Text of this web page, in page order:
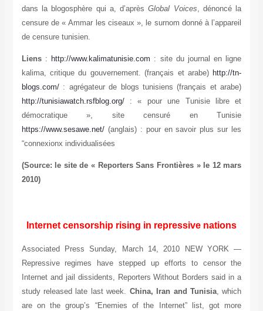
dans la blogosphère qui a, d’aprèsGlobal Voices,
censure de « Ammar les ciseaux », le surnom donné à
de censure tunisien.
Liens:http://www.kalimatunisie.com: site du journal en
kalima, critique du gouvernement. (français et arabe)
blogs.com/: agrégateur de blogs tunisiens (français et
http://tunisiawatch.rsfblog.org/: « pour une Tunisie
démocratique », site censuré en
https://www.sesawe.net/(anglais) : pour en savoir plus sur
“connexionx individualisées
(Source: le site de « Reporters Sans Frontières » le 12
Internet censorship rising in repressive
Associated Press Sunday, March 14, 2010 NEW
Repressive regimes have stepped up efforts to censor
Internet and jail dissidents, Reporters Without Borders said
study released late last week.China, Iran and Tunisia
are on the group’s “Enemies of the Internet” list, got